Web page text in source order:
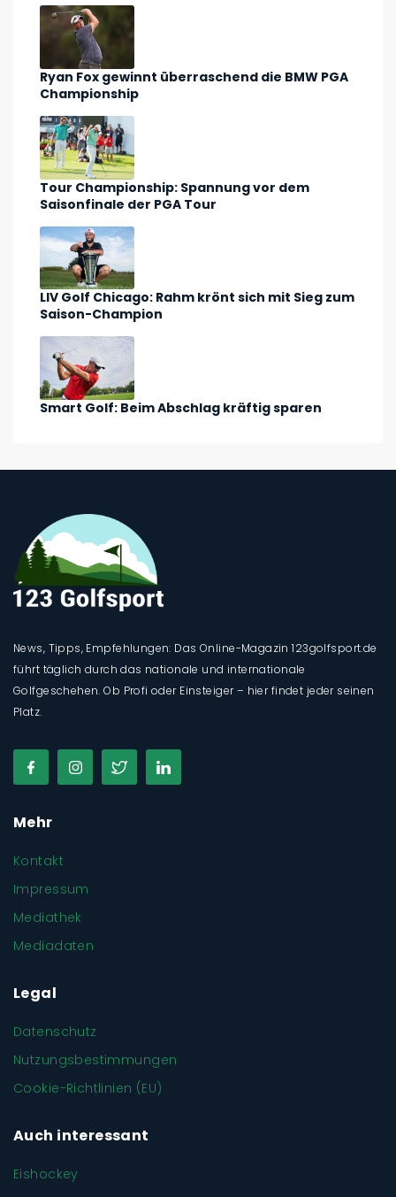
Ryan Fox gewinnt überraschend die BMW PGA
Championship
Tour Championship: Spannung vor dem
Saisonfinale der PGA Tour
LIV Golf Chicago: Rahm krönt sich mit Sieg zum
Saison-Champion
Smart Golf: Beim Abschlag kräftig sparen
News, Tipps, Empfehlungen: Das Online-Magazin 123golfsport.de
führt täglich durch das nationale und internationale
Golfgeschehen. Ob Profi oder Einsteiger – hier findet jeder seinen
Platz.
Mehr
Kontakt
Impressum
Mediathek
Mediadaten
Legal
Datenschutz
Nutzungsbestimmungen
Cookie-Richtlinien (EU)
Auch interessant
Eishockey